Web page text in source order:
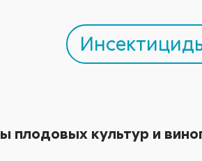
плодовых культур и